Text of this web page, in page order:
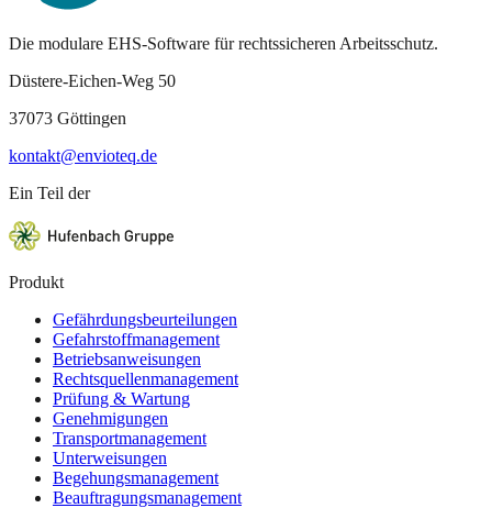
Die modulare EHS-Software für rechtssicheren Arbeitsschutz.
Düstere-Eichen-Weg 50
37073 Göttingen
kontakt@envioteq.de
Ein Teil der
Produkt
Gefährdungsbeurteilungen
Gefahrstoffmanagement
Betriebsanweisungen
Rechtsquellenmanagement
Prüfung & Wartung
Genehmigungen
Transportmanagement
Unterweisungen
Begehungsmanagement
Beauftragungsmanagement